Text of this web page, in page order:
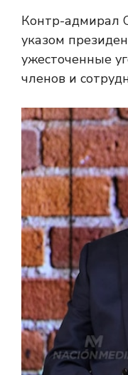
Контр-адмирал
указом
ужесточенные
членов и